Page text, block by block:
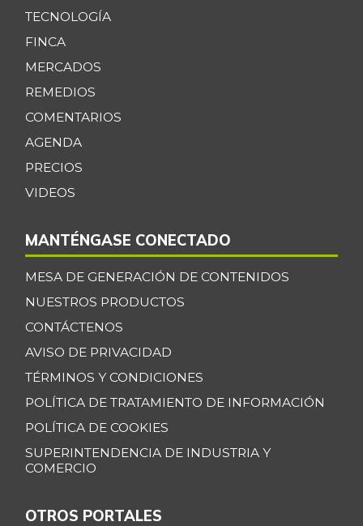
TECNOLOGÍA
FINCA
MERCADOS
REMEDIOS
COMENTARIOS
AGENDA
PRECIOS
VIDEOS
MANTÉNGASE CONECTADO
MESA DE GENERACIÓN DE CONTENIDOS
NUESTROS PRODUCTOS
CONTÁCTENOS
AVISO DE PRIVACIDAD
TÉRMINOS Y CONDICIONES
POLÍTICA DE TRATAMIENTO DE INFORMACIÓN
POLÍTICA DE COOKIES
SUPERINTENDENCIA DE INDUSTRIA Y
COMERCIO
OTROS PORTALES